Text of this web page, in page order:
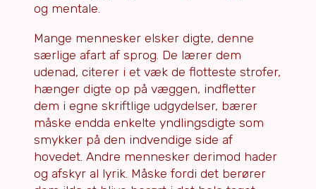
og mentale.
Mange mennesker elsker digte, denne
særlige afart af sprog. De lærer dem
udenad, citerer i et væk de flotteste strofer,
hænger digte op på væggen, indfletter
dem i egne skriftlige udgydelser, bærer
måske endda enkelte yndlingsdigte som
smykker på den indvendige side af
hovedet. Andre mennesker derimod hader
og afskyr al lyrik. Måske fordi det berører